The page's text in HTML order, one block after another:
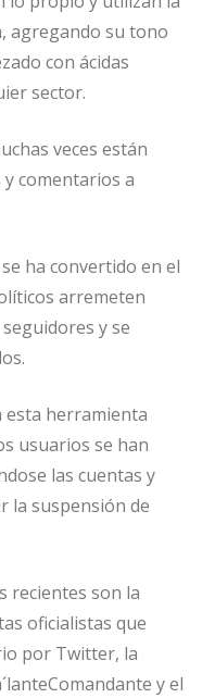
agregando su tono
con ácidas
sector.
veces están
y comentarios a
ha convertido en el
arremeten
y se
esta herramienta
usuarios se han
las cuentas y
la suspensión de
recientes son la
oficialistas que
por Twitter, la
y el